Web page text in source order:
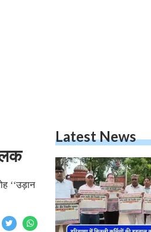
‘‘उड़ान
Latest News